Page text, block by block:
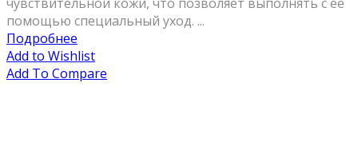
помощью специальный уход. ...
Подробнее
Add to Wishlist
Add To Compare